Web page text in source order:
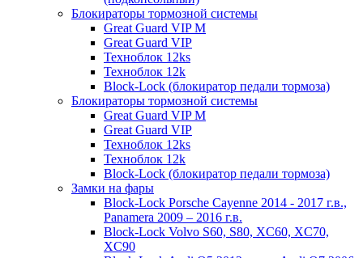
Блокираторы тормозной системы
Great Guard VIP M
Great Guard VIP
Техноблок 12ks
Техноблок 12k
Block-Lock (блокиратор педали тормоза)
Блокираторы тормозной системы
Great Guard VIP M
Great Guard VIP
Техноблок 12ks
Техноблок 12k
Block-Lock (блокиратор педали тормоза)
Замки на фары
Block-Lock Porsche Cayenne 2014 - 2017 г.в.,
Panamera 2009 – 2016 г.в.
Block-Lock Volvo S60, S80, XC60, XC70,
XC90